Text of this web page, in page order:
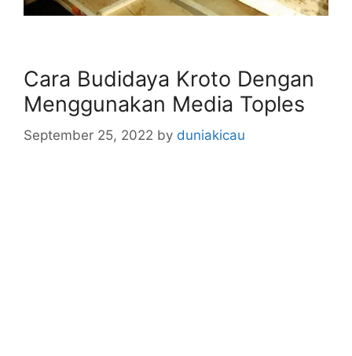
Cara Budidaya Kroto Dengan
Menggunakan Media Toples
September 25, 2022 by duniakicau